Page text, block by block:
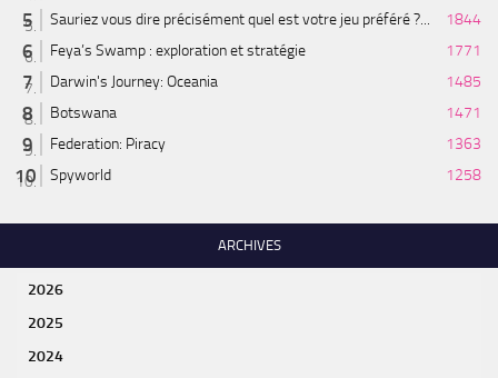
Sauriez vous dire précisément quel est votre jeu préféré ?...
1844
Feya’s Swamp : exploration et stratégie
1771
Darwin's Journey: Oceania
1485
Botswana
1471
Federation: Piracy
1363
Spyworld
1258
ARCHIVES
2026
2025
2024